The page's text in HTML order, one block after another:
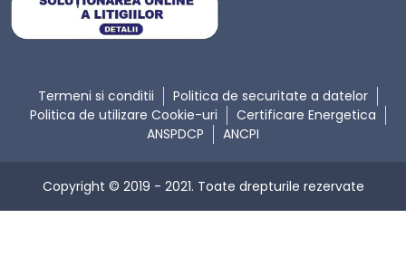
Termeni si conditii
Politica de securitate a datelor
Politica de utilizare Cookie-uri
Certificare Energetica
ANSPDCP
ANCPI
Copyright © 2019 - 2021. Toate drepturile rezervate